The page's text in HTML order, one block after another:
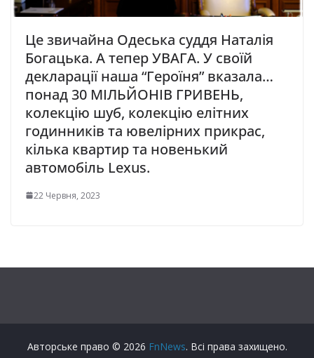
Це звичайна Одеська суддя Наталія
Богацька. А тепер УВАГА. У своїй
декларації наша “Героїня” вказала…
понад 30 МІЛЬЙОНІВ ГРИВЕНЬ,
колекцію шуб, колекцію елітних
годинників та ювелірних прикрас,
кілька квартир та новенький
автомобіль Lexus.
22 Червня, 2023
Авторське право © 2026 FnNews. Всі права захищено.